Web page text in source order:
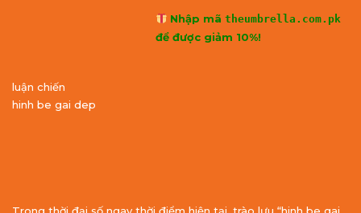
Nhập mãtheumbrella.com.pk
để được giảm 10%!
luận chiến
hinh be gai dep